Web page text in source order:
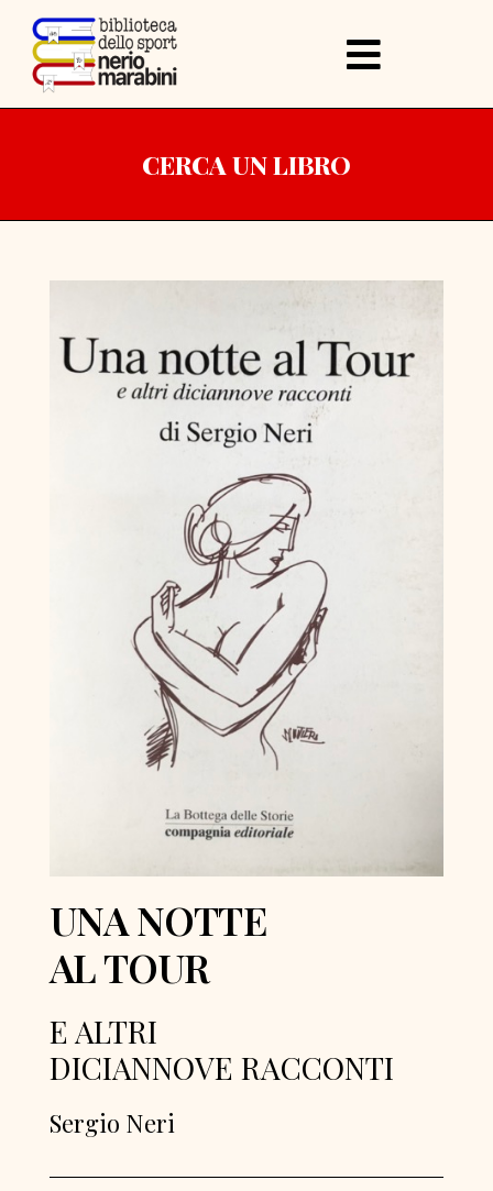
CERCA UN LIBRO
UNA NOTTE
AL TOUR
E ALTRI
DICIANNOVE RACCONTI
Sergio Neri